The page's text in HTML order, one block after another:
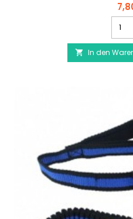
LIFE
STYLE
Biene
am
 In den